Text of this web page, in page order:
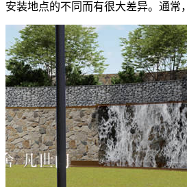
安装地点的不同而有很大差异。通常